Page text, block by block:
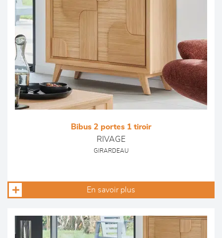
Bibus 2 portes 1 tiroir
RIVAGE
GIRARDEAU
En savoir plus